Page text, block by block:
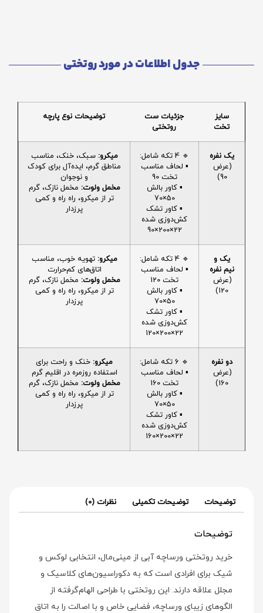
جدول اطلاعات در مورد روتختی
سایز
تخت
جزئیات ست
روتختی
توضیحات نوع پارچه
یک نفره
(عرض
90)
🔹 4 تکه شامل:
▪️ لحاف مناسب
تخت 90
▪️ کاور بالش
50×70
▪️ کاور تشک
کش‌دوزی شده
22×200×90
میکرو: سبک، خنک، مناسب
مناطق گرم، ایده‌آل برای کودک
و نوجوان
مخمل ولوت: مخمل نازک، گرم
تر از میکرو، راه راه و کمی
پرزدار
یک و
نیم نفره
(عرض
120)
🔹 4 تکه شامل:
▪️ لحاف مناسب
تخت 120
▪️ کاور بالش
50×70
▪️ کاور تشک
کش‌دوزی شده
22×200×120
میکرو: تهویه خوب، مناسب
اتاق‌های کم‌حرارت
مخمل ولوت: مخمل نازک، گرم
تر از میکرو، راه راه و کمی
پرزدار
دو نفره
(عرض
160)
🔹 6 تکه شامل:
▪️ لحاف مناسب
تخت 160
▪️ کاور بالش
50×70
▪️ کاور تشک
کش‌دوزی شده
22×200×160
میکرو: خنک و راحت برای
استفاده روزمره در اقلیم گرم
مخمل ولوت: مخمل نازک، گرم
تر از میکرو، راه راه و کمی
پرزدار
توضیحات توضیحات تکمیلی نظرات (0)
توضیحات
خرید روتختی ورساچه آبی از مینی‌مال، انتخابی لوکس و
شیک برای افرادی است که به دکوراسیون‌های کلاسیک و
مجلل علاقه دارند. این روتختی با طراحی الهام‌گرفته از
الگوهای زیبای ورساچه، فضایی خاص و با اصالت را به اتاق